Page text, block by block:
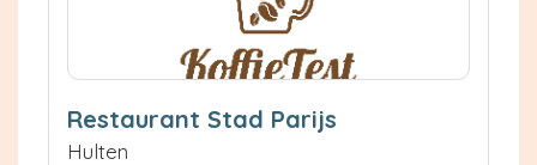
Restaurant Stad Parijs
Hulten